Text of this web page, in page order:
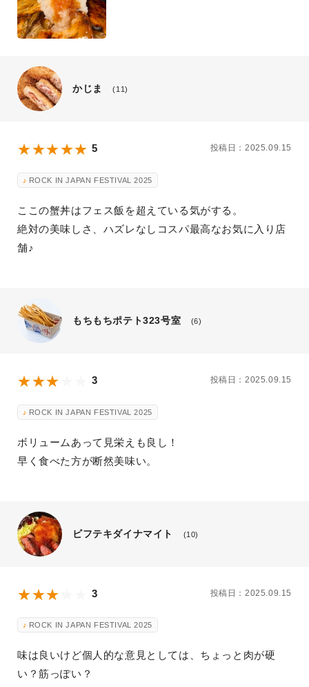
かじま (11)
5 投稿日：2025.09.15
ROCK IN JAPAN FESTIVAL 2025
ここの蟹丼はフェス飯を超えている気がする。
絶対の美味しさ、ハズレなしコスパ最高なお気に入り店
舗♪
もちもちポテト323号室 (6)
3 投稿日：2025.09.15
ROCK IN JAPAN FESTIVAL 2025
ボリュームあって見栄えも良し！
早く食べた方が断然美味い。
ビフテキダイナマイト (10)
3 投稿日：2025.09.15
ROCK IN JAPAN FESTIVAL 2025
味は良いけど個人的な意見としては、ちょっと肉が硬
い？筋っぽい？